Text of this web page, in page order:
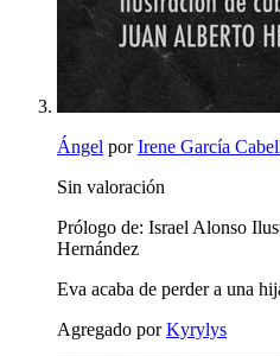
Ángel porIrene García
Sin valoración
Prólogo de: Israel Alonso
Hernández
Eva acaba de perder a una
Agregado porKyrylys